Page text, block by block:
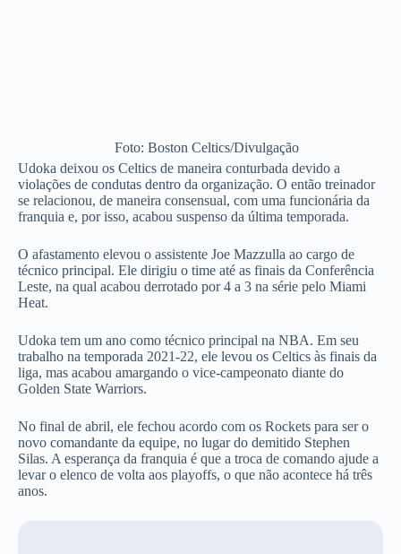
Foto: Boston Celtics/Divulgação
Udoka deixou os Celtics de maneira conturbada devido a
violações de condutas dentro da organização. O então treinador
se relacionou, de maneira consensual, com uma funcionária da
franquia e, por isso, acabou suspenso da última temporada.
O afastamento elevou o assistente Joe Mazzulla ao cargo de
técnico principal. Ele dirigiu o time até as finais da Conferência
Leste, na qual acabou derrotado por 4 a 3 na série pelo Miami
Heat.
Udoka tem um ano como técnico principal na NBA. Em seu
trabalho na temporada 2021-22, ele levou os Celtics às finais da
liga, mas acabou amargando o vice-campeonato diante do
Golden State Warriors.
No final de abril, ele fechou acordo com os Rockets para ser o
novo comandante da equipe, no lugar do demitido Stephen
Silas. A esperança da franquia é que a troca de comando ajude a
levar o elenco de volta aos playoffs, o que não acontece há três
anos.